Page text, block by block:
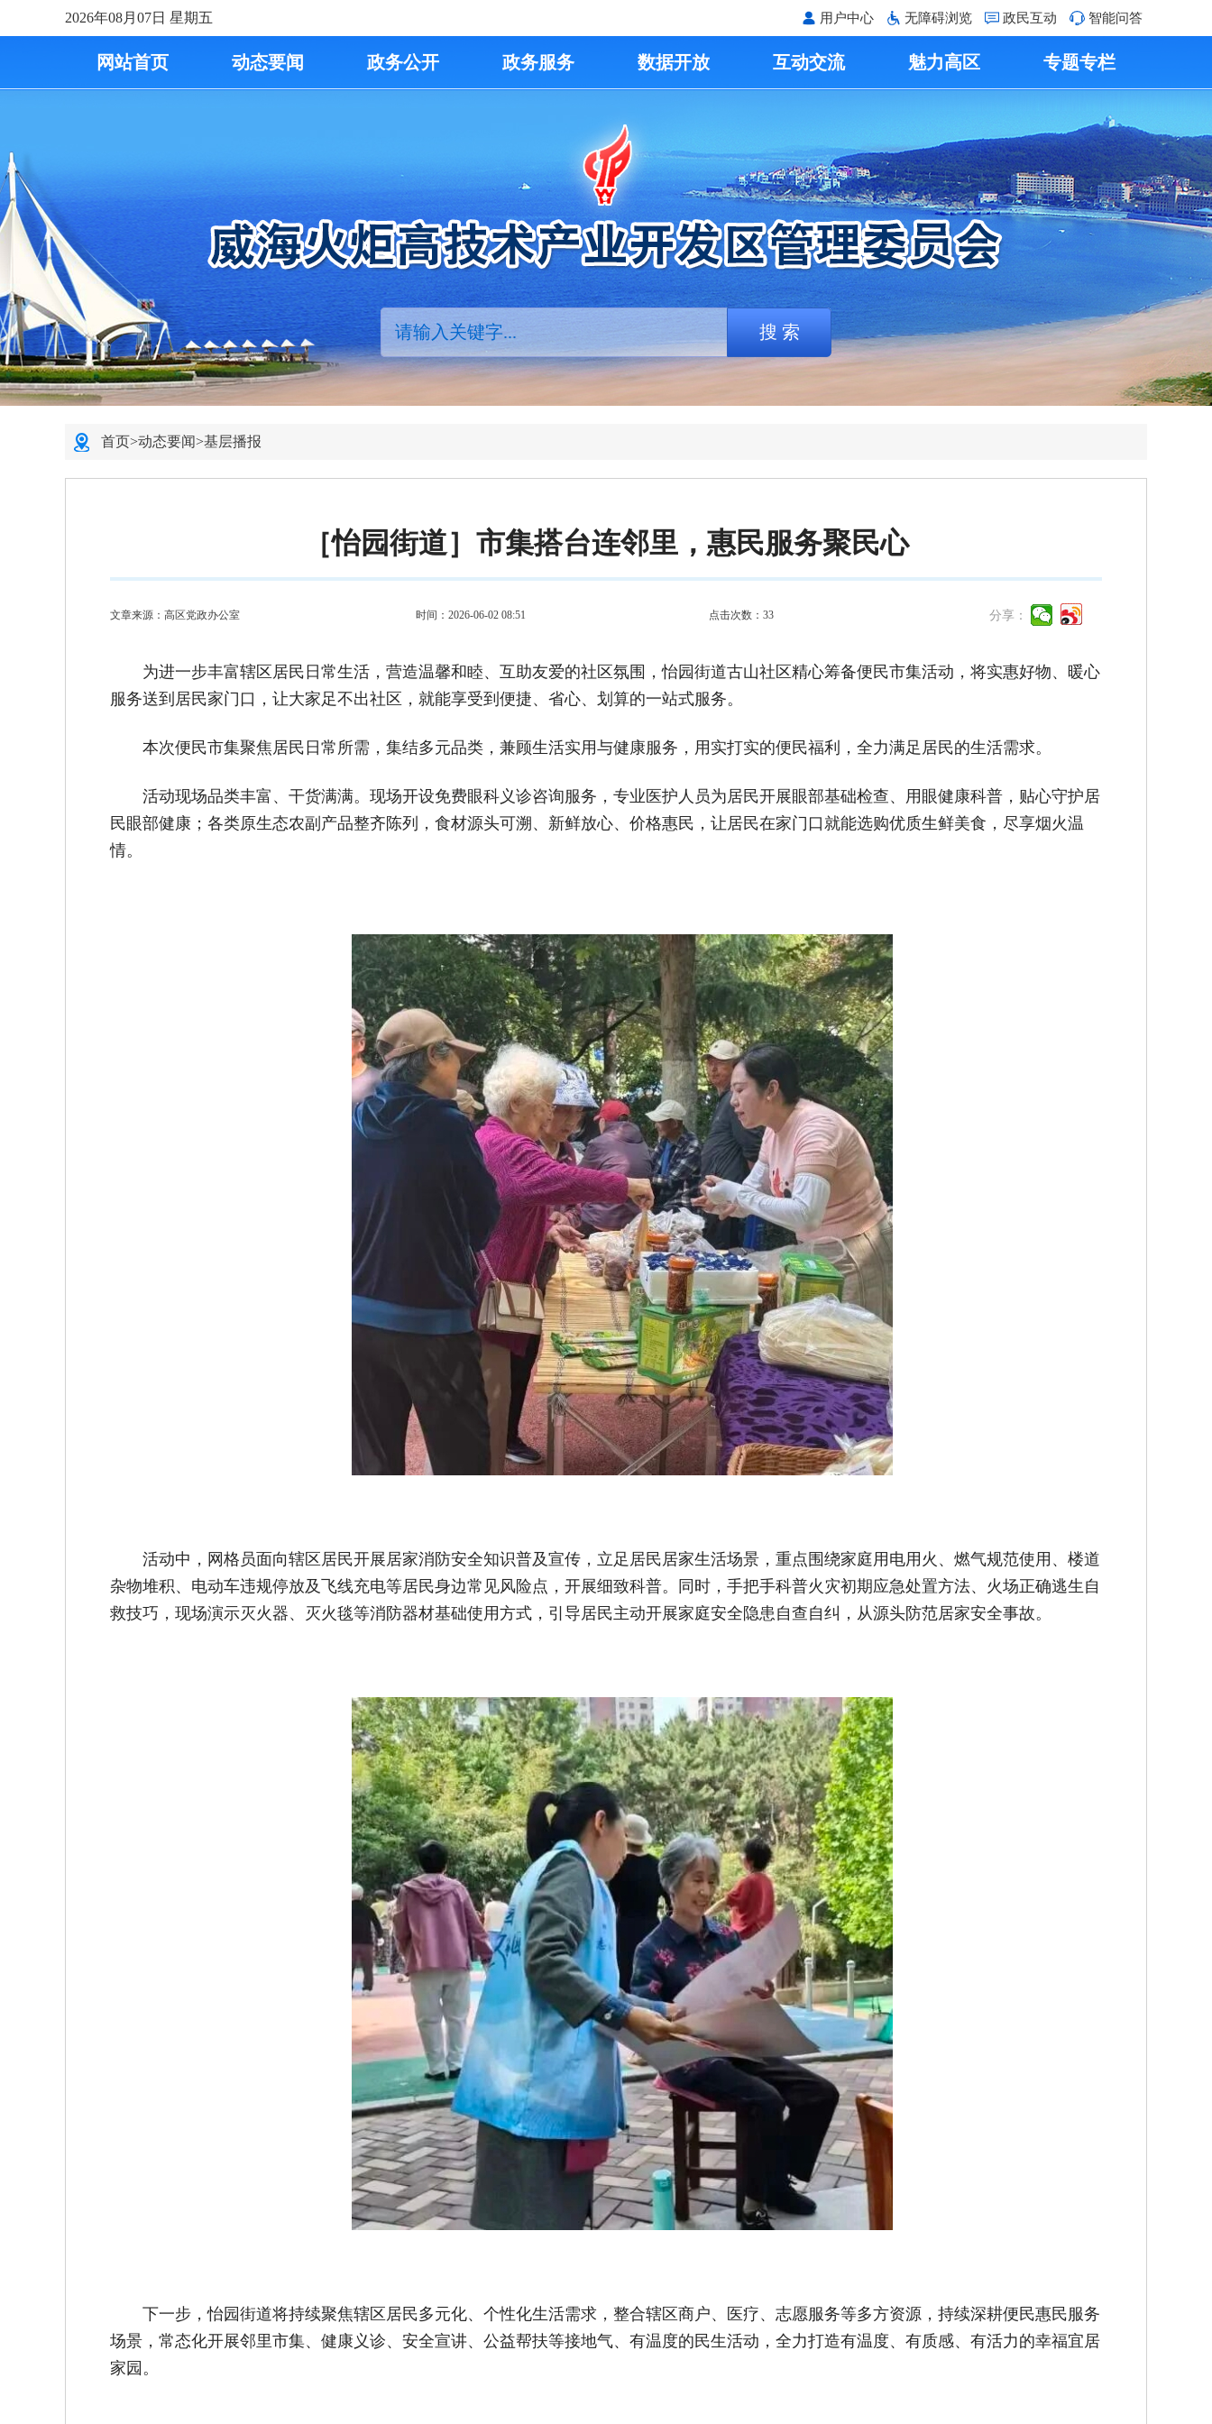
2026年08月07日 星期五 用户中心 无障碍浏览 政民互动 智能问答
网站首页 动态要闻 政务公开 政务服务 数据开放 互动交流 魅力高区 专题专栏
首页>动态要闻>基层播报
［怡园街道］市集搭台连邻里，惠民服务聚民心
文章来源：高区党政办公室 时间：2026-06-02 08:51 点击次数： 33 分享：
为进一步丰富辖区居民日常生活，营造温馨和睦、互助友爱的社区氛围，怡园街道古山社区精心筹备便民市集活动，将实惠好物、暖心
服务送到居民家门口，让大家足不出社区，就能享受到便捷、省心、划算的一站式服务。
本次便民市集聚焦居民日常所需，集结多元品类，兼顾生活实用与健康服务，用实打实的便民福利，全力满足居民的生活需求。
活动现场品类丰富、干货满满。现场开设免费眼科义诊咨询服务，专业医护人员为居民开展眼部基础检查、用眼健康科普，贴心守护居
民眼部健康；各类原生态农副产品整齐陈列，食材源头可溯、新鲜放心、价格惠民，让居民在家门口就能选购优质生鲜美食，尽享烟火温
情。
活动中，网格员面向辖区居民开展居家消防安全知识普及宣传，立足居民居家生活场景，重点围绕家庭用电用火、燃气规范使用、楼道
杂物堆积、电动车违规停放及飞线充电等居民身边常见风险点，开展细致科普。同时，手把手科普火灾初期应急处置方法、火场正确逃生自
救技巧，现场演示灭火器、灭火毯等消防器材基础使用方式，引导居民主动开展家庭安全隐患自查自纠，从源头防范居家安全事故。
下一步，怡园街道将持续聚焦辖区居民多元化、个性化生活需求，整合辖区商户、医疗、志愿服务等多方资源，持续深耕便民惠民服务
场景，常态化开展邻里市集、健康义诊、安全宣讲、公益帮扶等接地气、有温度的民生活动，全力打造有温度、有质感、有活力的幸福宜居
家园。